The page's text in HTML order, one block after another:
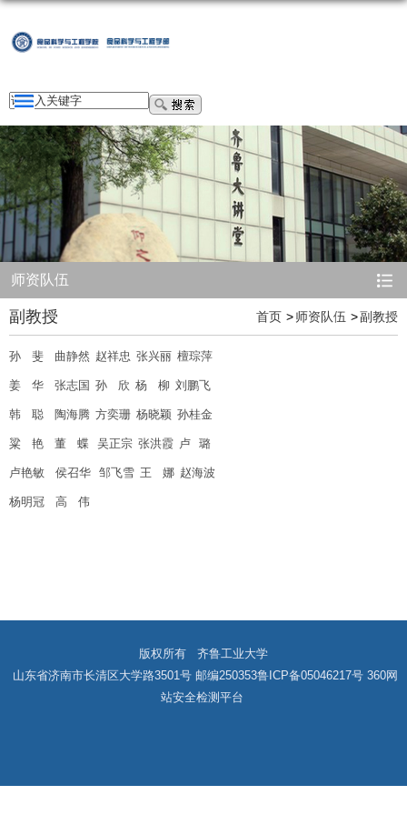
师资队伍
首页 师资队伍 副教授
副教授
孙 斐 曲静然 赵祥忠 张兴丽 檀琮萍
姜 华 张志国 孙 欣 杨 柳 刘鹏飞
韩 聪 陶海腾 方奕珊 杨晓颖 孙桂金
粱 艳 董 蝶 吴正宗 张洪霞 卢 璐
卢艳敏 侯召华 邹飞雪 王 娜 赵海波
杨明冠 高 伟
版权所有 齐鲁工业大学
山东省济南市长清区大学路3501号 邮编250353鲁ICP备05046217号360网
站安全检测平台